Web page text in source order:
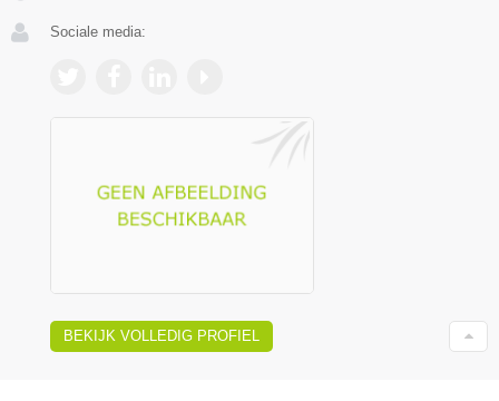
Sociale media:
BEKIJK VOLLEDIG PROFIEL